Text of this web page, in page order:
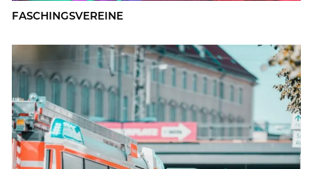
FA­SCHINGS­VER­EI­NE